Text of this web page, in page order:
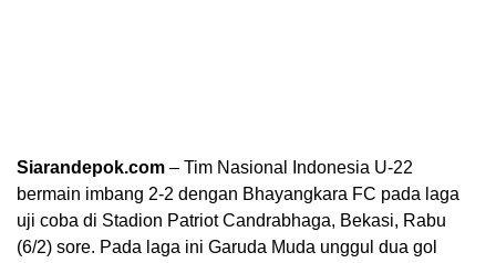
Siarandepok.com – Tim Nasional Indonesia U-22
bermain imbang 2-2 dengan Bhayangkara FC pada laga
uji coba di Stadion Patriot Candrabhaga, Bekasi, Rabu
(6/2) sore. Pada laga ini Garuda Muda unggul dua gol